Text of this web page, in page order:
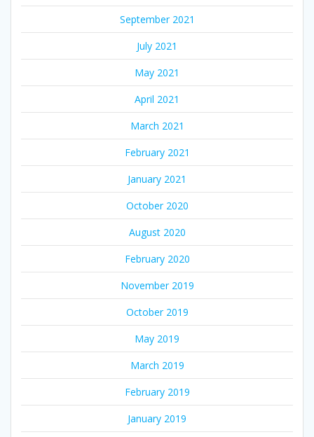
September 2021
July 2021
May 2021
April 2021
March 2021
February 2021
January 2021
October 2020
August 2020
February 2020
November 2019
October 2019
May 2019
March 2019
February 2019
January 2019